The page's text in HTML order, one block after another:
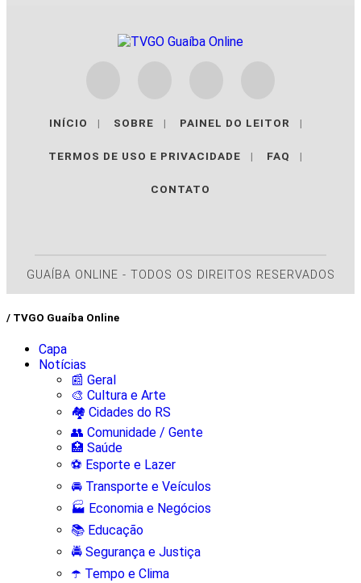
INÍCIO | SOBRE | PAINEL DO LEITOR |
TERMOS DE USO E PRIVACIDADE | FAQ |
CONTATO
GUAÍBA ONLINE - TODOS OS DIREITOS RESERVADOS
/ TVGO Guaíba Online
Capa
Notícias
📰 Geral
🎨 Cultura e Arte
🏘️ Cidades do RS
👥 Comunidade / Gente
🏥 Saúde
⚽ Esporte e Lazer
🚘 Transporte e Veículos
🏭 Economia e Negócios
📚 Educação
🚔 Segurança e Justiça
☂️ Tempo e Clima